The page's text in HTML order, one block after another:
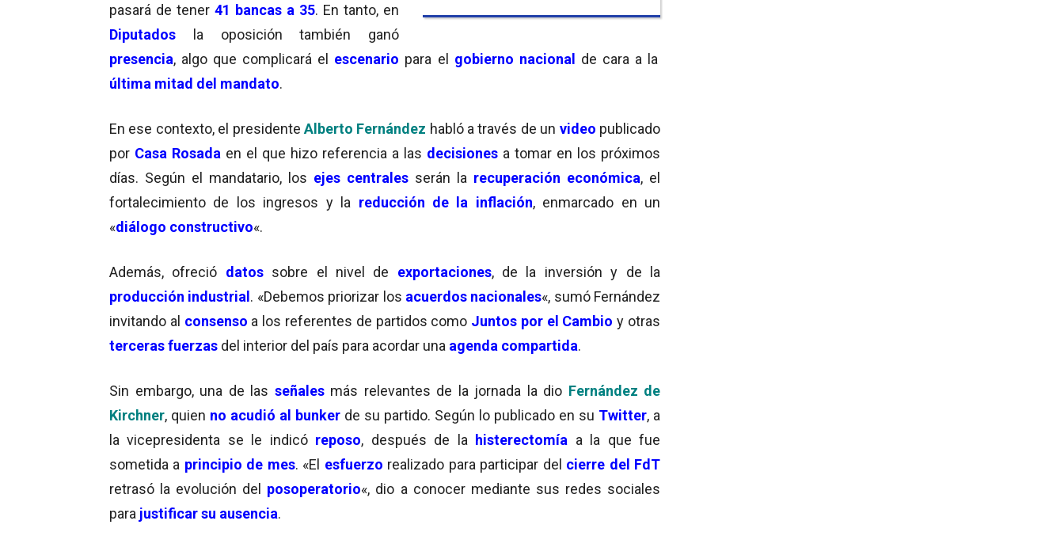
pasará de tener 41 bancas a 35. En tanto, en
Diputados la oposición también ganó
presencia, algo que complicará el escenario para el gobierno nacional de cara a la
última mitad del mandato.
En ese contexto, el presidente Alberto Fernández habló a través de un video publicado
por Casa Rosada en el que hizo referencia a las decisiones a tomar en los próximos
días. Según el mandatario, los ejes centrales serán la recuperación económica, el
fortalecimiento de los ingresos y la reducción de la inflación, enmarcado en un
«diálogo constructivo«.
Además, ofreció datossobre el nivel de exportaciones, de la inversión y de la
producción industrial. «Debemos priorizar los acuerdos nacionales«, sumó Fernández
invitando al consenso a los referentes de partidos como Juntos por el Cambio y otras
terceras fuerzas del interior del país para acordar una agenda compartida.
Sin embargo, una de las señalesmás relevantes de la jornada la dio Fernández de
Kirchner, quien no acudió al bunker de su partido. Según lo publicado en su Twitter, a
la vicepresidenta se le indicóreposo, después de la histerectomía a la que fue
sometida a principio de mes. «El esfuerzo realizado para participar del cierre del FdT
retrasó la evolución del posoperatorio«, dio a conocer mediante sus redes sociales
para justificar su ausencia.